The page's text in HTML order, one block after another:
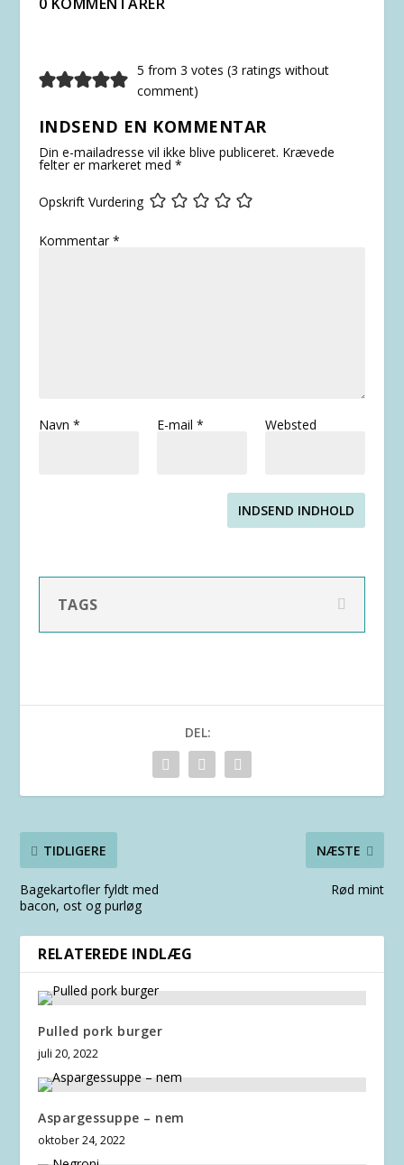
5 from 3 votes (3 ratings without
comment)
INDSEND EN KOMMENTAR
Din e-mailadresse vil ikke blive publiceret. Krævede
felter er markeret med *
Opskrift Vurdering
Kommentar*
Navn * E-mail * Websted
INDSEND INDHOLD
TAGS
DEL:
TIDLIGERE
Bagekartofler fyldt med
bacon, ost og purløg
NÆSTE
Rød mint
RELATEREDE INDLÆG
Pulled pork burger
juli 20, 2022
Aspargessuppe – nem
oktober 24, 2022